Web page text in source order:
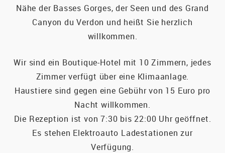
Nähe der Basses Gorges, der Seen und des Grand
Canyon du Verdon und heißt Sie herzlich
willkommen.
Wir sind ein Boutique-Hotel mit 10 Zimmern, jedes
Zimmer verfügt über eine Klimaanlage.
Haustiere sind gegen eine Gebühr von 15 Euro pro
Nacht willkommen.
Die Rezeption ist von 7:30 bis 22:00 Uhr geöffnet.
Es stehen Elektroauto Ladestationen zur
Verfügung.